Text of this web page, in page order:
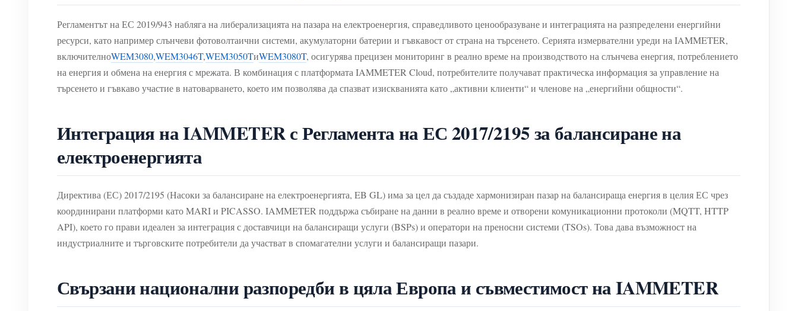
Регламентът на ЕС 2019/943 набляга на либерализацията на пазара на електроенергия, справедливото ценообразуване и интеграцията на разпределени енергийни
ресурси, като например слънчеви фотоволтаични системи, акумулаторни батерии и гъвкавост от страна на търсенето. Серията измервателни уреди на IAMMETER,
включителноWEM3080,WEM3046T,WEM3050TиWEM3080T, осигурява прецизен мониторинг в реално време на производството на слънчева енергия, потреблението
на енергия и обмена на енергия с мрежата. В комбинация с платформата IAMMETER Cloud, потребителите получават практическа информация за управление на
търсенето и гъвкаво участие в натоварването, което им позволява да спазват изискванията като „активни клиенти“ и членове на „енергийни общности“.
Интеграция на IAMMETER с Регламента на ЕС 2017/2195 за балансиране на
електроенергията
Директива (ЕС) 2017/2195 (Насоки за балансиране на електроенергията, EB GL) има за цел да създаде хармонизиран пазар на балансираща енергия в целия ЕС чрез
координирани платформи като MARI и PICASSO. IAMMETER поддържа събиране на данни в реално време и отворени комуникационни протоколи (MQTT, HTTP
API), което го прави идеален за интеграция с доставчици на балансиращи услуги (BSPs) и оператори на преносни системи (TSOs). Това дава възможност на
индустриалните и търговските потребители да участват в спомагателни услуги и балансиращи пазари.
Свързани национални разпоредби в цяла Европа и съвместимост на IAMMETER